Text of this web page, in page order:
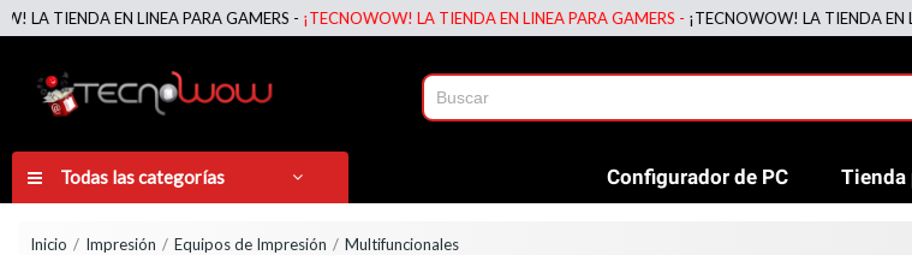
EN LINEA PARA GAMERS -¡TECNOWOW! LA TIENDA EN LINEA PARA GAMERS -¡TECNOWOW! LA TIENDA EN LINEA
Todas las categorías Configurador de PC Tienda
Inicio Impresión Equipos de Impresión Multifuncionales